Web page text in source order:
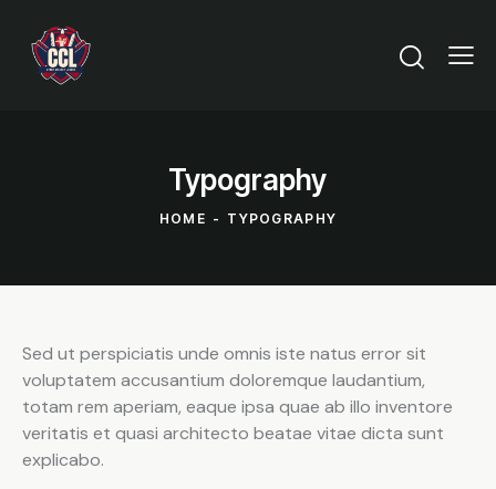
Typography
HOME TYPOGRAPHY
Sed ut perspiciatis unde omnis iste natus error sit
voluptatem accusantium doloremque laudantium,
totam rem aperiam, eaque ipsa quae ab illo inventore
veritatis et quasi architecto beatae vitae dicta sunt
explicabo.